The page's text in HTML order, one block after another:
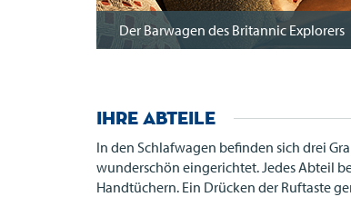
Der Barwagen des Britannic Explorers
Ihre Abteile
In den Schlafwagen befinden sich drei
wunderschön eingerichtet. Jedes Abteil
Handtüchern. Ein Drücken der Ruftaste